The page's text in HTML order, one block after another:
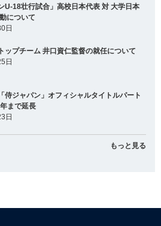
U-18壮行試合」高校日本代表 対 大学日本
について
日
ップチーム 井口資仁監督の就任について
日
侍ジャパン」オフィシャルタイトルパート
まで延長
日
もっと見る